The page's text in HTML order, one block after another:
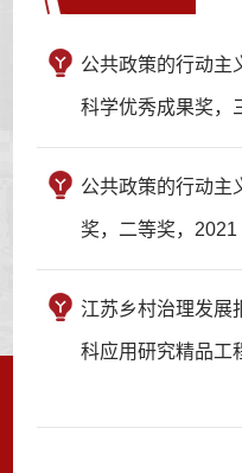
公共政策的行动主
科学优秀成果奖，
公共政策的行动主
奖，二等奖，2021
江苏乡村治理发展
科应用研究精品工